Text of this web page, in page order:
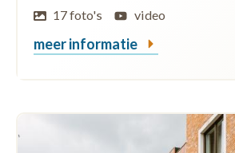
17 foto's
video
meer informatie